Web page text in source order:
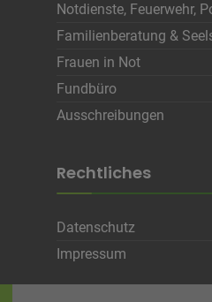
Notdienste, Feuerwehr,
Familienberatung &
Frauen in Not
Fundbüro
Ausschreibungen
Rechtliches
Datenschutz
Impressum